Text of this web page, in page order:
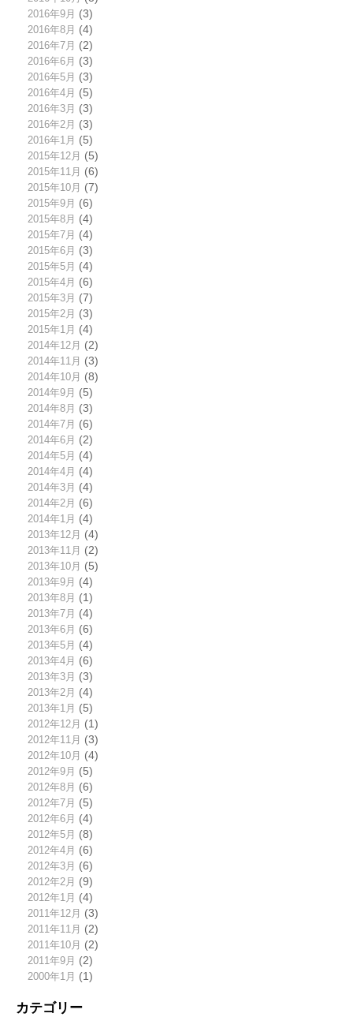
2016年9月 (3)
2016年8月 (4)
2016年7月 (2)
2016年6月 (3)
2016年5月 (3)
2016年4月 (5)
2016年3月 (3)
2016年2月 (3)
2016年1月 (5)
2015年12月 (5)
2015年11月 (6)
2015年10月 (7)
2015年9月 (6)
2015年8月 (4)
2015年7月 (4)
2015年6月 (3)
2015年5月 (4)
2015年4月 (6)
2015年3月 (7)
2015年2月 (3)
2015年1月 (4)
2014年12月 (2)
2014年11月 (3)
2014年10月 (8)
2014年9月 (5)
2014年8月 (3)
2014年7月 (6)
2014年6月 (2)
2014年5月 (4)
2014年4月 (4)
2014年3月 (4)
2014年2月 (6)
2014年1月 (4)
2013年12月 (4)
2013年11月 (2)
2013年10月 (5)
2013年9月 (4)
2013年8月 (1)
2013年7月 (4)
2013年6月 (6)
2013年5月 (4)
2013年4月 (6)
2013年3月 (3)
2013年2月 (4)
2013年1月 (5)
2012年12月 (1)
2012年11月 (3)
2012年10月 (4)
2012年9月 (5)
2012年8月 (6)
2012年7月 (5)
2012年6月 (4)
2012年5月 (8)
2012年4月 (6)
2012年3月 (6)
2012年2月 (9)
2012年1月 (4)
2011年12月 (3)
2011年11月 (2)
2011年10月 (2)
2011年9月 (2)
2000年1月 (1)
カテゴリー